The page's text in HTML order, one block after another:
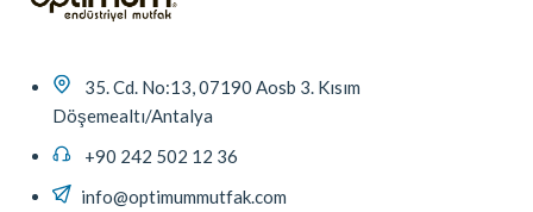
35. Cd. No:13, 07190 Aosb 3. Kısım
Döşemealtı/Antalya
+90 242 502 12 36
info@optimummutfak.com